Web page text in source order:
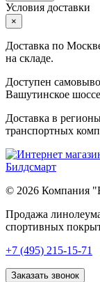
Условия доставки
×
Доставка по
на складе.
Доступен
Вашутинское
Доставка в
транспортных
© 2026 Компания
Продажа
спортивных
Explore
lists
+7 (495) 215-15-71
Заказать звонок